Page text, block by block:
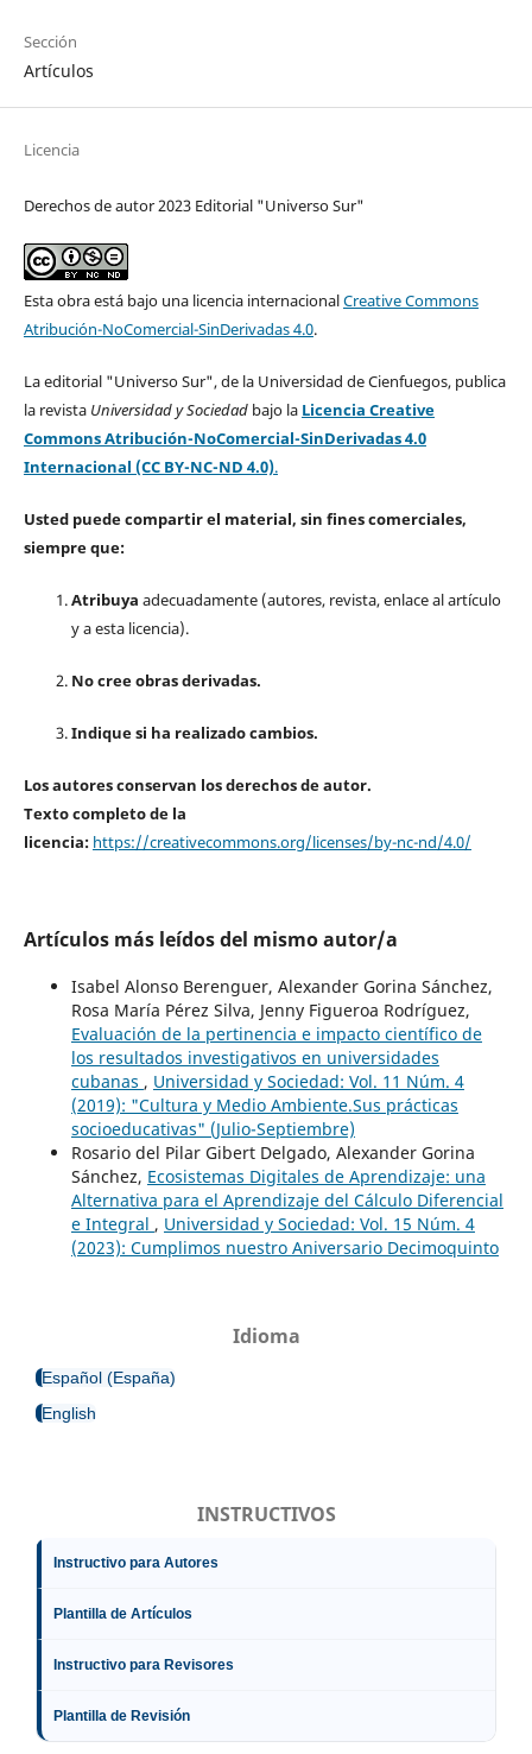
Sección
Artículos
Licencia
Derechos de autor 2023 Editorial "Universo Sur"
Esta obra está bajo una licencia internacionalCreative Commons
Atribución-NoComercial-SinDerivadas 4.0.
La editorial "Universo Sur", de la Universidad de Cienfuegos, publica
la revista Universidad y Sociedad bajo la Licencia Creative
Commons Atribución-NoComercial-SinDerivadas 4.0
Internacional (CC BY-NC-ND 4.0).
Usted puede compartir el material, sin fines comerciales,
siempre que:
Atribuya adecuadamente (autores, revista, enlace al artículo
y a esta licencia).
No cree obras derivadas.
Indique si ha realizado cambios.
Los autores conservan los derechos de autor.
Texto completo de la
licencia: https://creativecommons.org/licenses/by-nc-nd/4.0/
Artículos más leídos del mismo autor/a
Isabel Alonso Berenguer, Alexander Gorina Sánchez,
Rosa María Pérez Silva, Jenny Figueroa Rodríguez,
Evaluación de la pertinencia e impacto científico de
los resultados investigativos en universidades
cubanas , Universidad y Sociedad: Vol. 11 Núm. 4
(2019): "Cultura y Medio Ambiente.Sus prácticas
socioeducativas" (Julio-Septiembre)
Rosario del Pilar Gibert Delgado, Alexander Gorina
Sánchez, Ecosistemas Digitales de Aprendizaje: una
Alternativa para el Aprendizaje del Cálculo Diferencial
e Integral , Universidad y Sociedad: Vol. 15 Núm. 4
(2023): Cumplimos nuestro Aniversario Decimoquinto
Idioma
Español (España)
English
INSTRUCTIVOS
Instructivo para Autores
Plantilla de Artículos
Instructivo para Revisores
Plantilla de Revisión